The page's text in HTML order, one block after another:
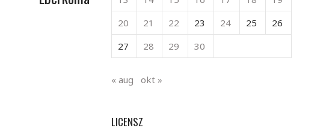
20
21 22 23 24 25
26
27
28 29 30
« aug okt »
LICENSZ